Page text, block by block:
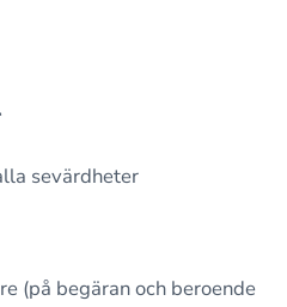
sevärdheter
(på begäran och beroende